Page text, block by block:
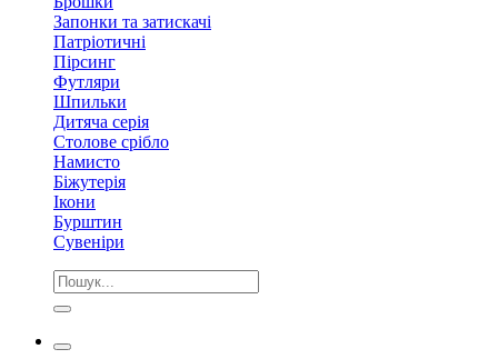
Запонки та затискачі
Патріотичні
Пірсинг
Футляри
Шпильки
Дитяча серія
Столове срібло
Намисто
Біжутерія
Ікони
Бурштин
Сувеніри